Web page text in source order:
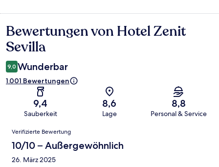
Bewertungen
Bewertungen von Hotel Zenit
Sevilla
9,0 Wunderbar
1.001 Bewertungen
9,4
Sauberkeit
8,6
Lage
8,8
Personal & Service
Bewertungen
Verifizierte Bewertung
10/10 – Außergewöhnlich
26. März 2025